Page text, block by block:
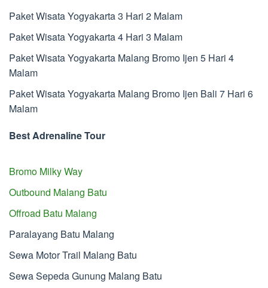
Paket Wisata Yogyakarta 3 Hari 2 Malam
Paket Wisata Yogyakarta 4 Hari 3 Malam
Paket Wisata Yogyakarta Malang Bromo Ijen 5 Hari 4
Malam
Paket Wisata Yogyakarta Malang Bromo Ijen Bali 7 Hari 6
Malam
Best Adrenaline Tour
Bromo Milky Way
Outbound Malang Batu
Offroad Batu Malang
Paralayang Batu Malang
Sewa Motor Trail Malang Batu
Sewa Sepeda Gunung Malang Batu